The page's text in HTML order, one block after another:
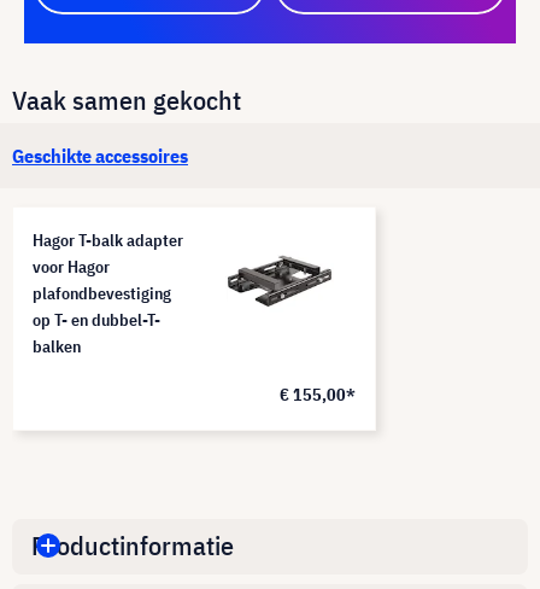
Vaak samen gekocht
Geschikte accessoires
Hagor T-balk adapter
voor Hagor
plafondbevestiging
op T- en dubbel-T-
balken
€ 155,00*
Productinformatie